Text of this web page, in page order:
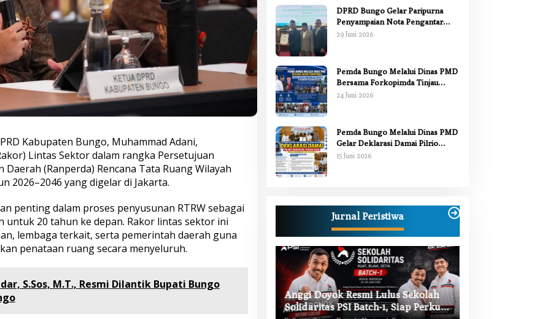
Kabupaten Bungo, Muhammad Adani,
Lintas Sektor dalam rangka Persetujuan
(Ranperda) Rencana Tata Ruang Wilayah
2026–2046 yang digelar di Jakarta.
penting dalam proses penyusunan RTRW sebagai
untuk 20 tahun ke depan. Rakor lintas sektor ini
lembaga terkait, serta pemerintah daerah guna
penataan ruang secara menyeluruh.
S.Sos, M.T., Resmi Dilantik Bupati Bungo
DPRD Bungo Gelar Paripurna
Penyampaian Nota Pengantar
Pertanggungjawaban Pelaksanaan
29 Juni 2026
Pemda Bungo Melalui Dinas PMD
Bersama Forkopimda Tinjau
Pelaksanaan Pilrio Serentak 2026
24 Juni 2026
Pemda Bungo Melalui Dinas PMD
Gelar Deklarasi Damai Pilrio
Serentak Tahun 2026
15 Juni 2026
Jurnal Peristiwa
Anggi Doyok Resmi Lulus Sekolah
Solidaritas PSI Batch-1, Siap Perkuat